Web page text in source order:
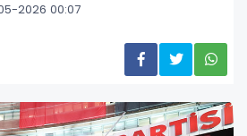
2026 00:07